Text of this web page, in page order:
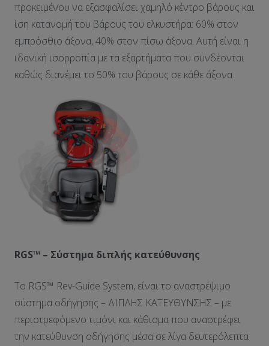
προκειμένου να εξασφαλίσει χαμηλό κέντρο βάρους και
ίση κατανομή του βάρους του ελκυστήρα: 60% στον
εμπρόσθιο άξονα, 40% στον πίσω άξονα. Αυτή είναι η
ιδανική ισορροπία με τα εξαρτήματα που συνδέονται
καθώς διανέμει το 50% του βάρους σε κάθε άξονα.
RGS™ – Σύστημα διπλής κατεύθυνσης
Το RGS™ Rev-Guide System, είναι το αναστρέψιμο
σύστημα οδήγησης – ΔΙΠΛΗΣ ΚΑΤΕΥΘΥΝΣΗΣ – με
περιστρεφόμενο τιμόνι και κάθισμα που αναστρέφει
την κατεύθυνση οδήγησης μέσα σε λίγα δευτερόλεπτα